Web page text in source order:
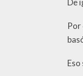
De
Por